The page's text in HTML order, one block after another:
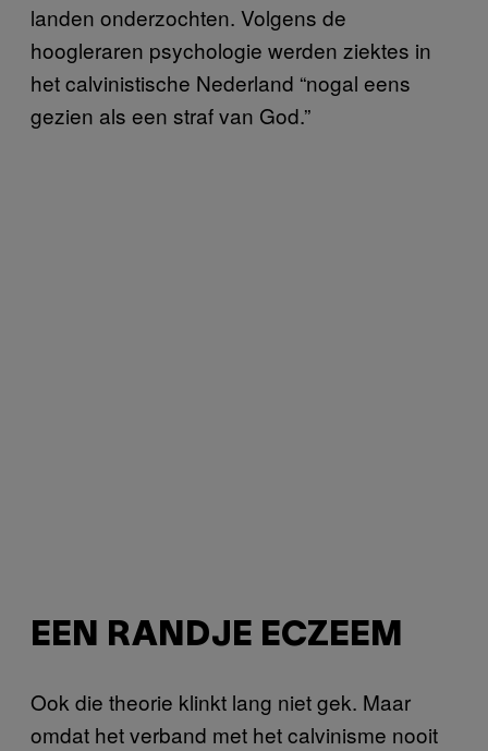
landen onderzochten. Volgens de
hoogleraren psychologie werden ziektes in
het calvinistische Nederland “nogal eens
gezien als een straf van God.”
EEN RANDJE ECZEEM
Ook die theorie klinkt lang niet gek. Maar
omdat het verband met het calvinisme nooit